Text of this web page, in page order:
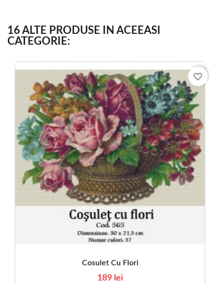
16 ALTE PRODUSE IN ACEEASI
CATEGORIE:
Cosulet Cu Flori
189 lei
favorite_border